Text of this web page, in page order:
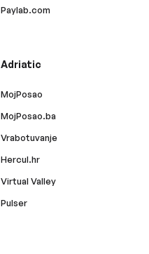
Paylab.com
Adriatic
MojPosao
MojPosao.ba
Vrabotuvanje
Hercul.hr
Virtual Valley
Pulser